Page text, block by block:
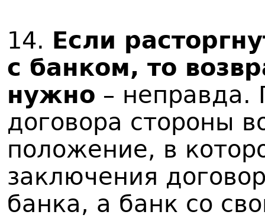
14. Если
с банком, то
нужно – неправда.
договора стороны
положение, в
заключения
банка, а банк со